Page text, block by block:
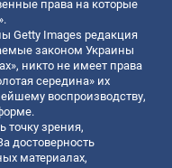
права на которые
Getty Images редакция
законом Украины
никто не имеет права
середина» их
воспроизводству,
точку зрения,
достоверность
материалах,